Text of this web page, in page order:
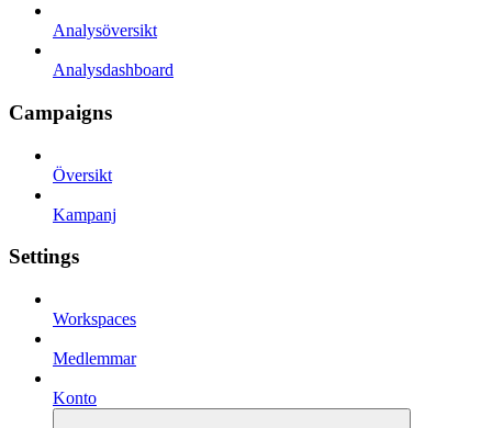
Analysöversikt
Analysdashboard
Campaigns
Översikt
Kampanj
Settings
Workspaces
Medlemmar
Konto